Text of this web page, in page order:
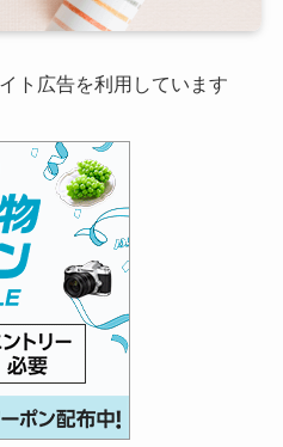
ト広告を利用しています